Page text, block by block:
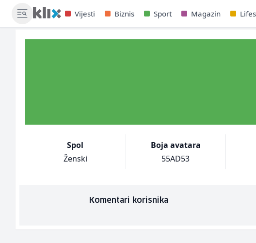
Vijesti Biznis Sport Magazin
Spol
Ženski
Boja avatara
55AD53
Komentari korisnika